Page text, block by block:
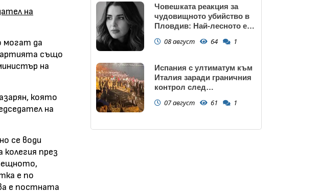
на
могат да
също
на
която
на
се води
през
е по
е постната
Човешката реакция за
чудовищното убийство в
Пловдив: Най-лесното е
и да си кажем "Това са
никога"
08 август 64 1
Испания с ултиматум към
Италия заради граничния
контрол след
07 август 61 1